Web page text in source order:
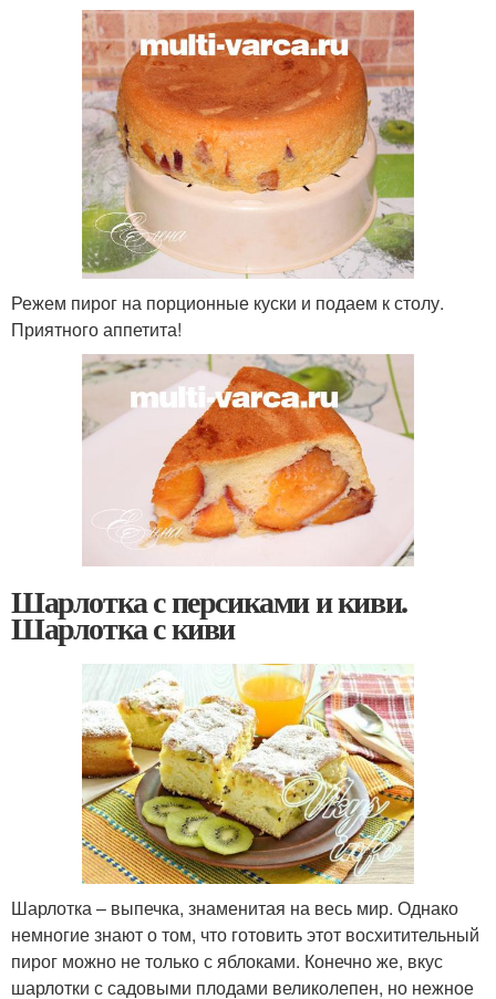
Режем пирог на порционные куски и подаем к столу.
Приятного аппетита!
Шарлотка с персиками и киви.
Шарлотка с киви
Шарлотка – выпечка, знаменитая на весь мир. Однако
немногие знают о том, что готовить этот восхитительный
пирог можно не только с яблоками. Конечно же, вкус
шарлотки с садовыми плодами великолепен, но нежное